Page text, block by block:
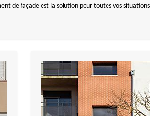
de façade est la solution pour toutes vos